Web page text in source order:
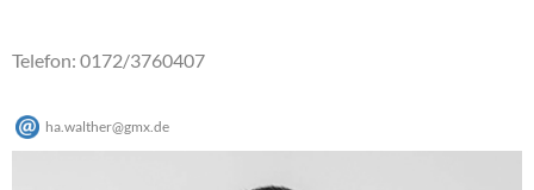
Telefon: 0172/3760407
ha.walther@gmx.de